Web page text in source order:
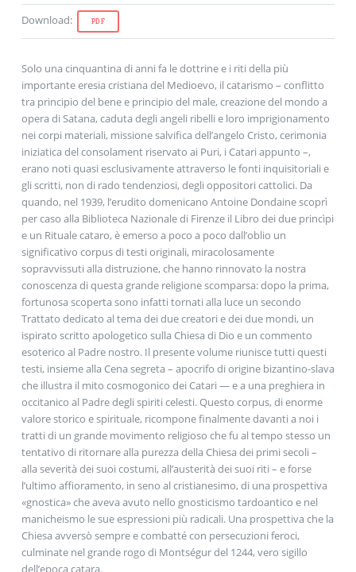
Download: PDF
Solo una cinquantina di anni fa le dottrine e i riti della più
importante eresia cristiana del Medioevo, il catarismo – conflitto
tra principio del bene e principio del male, creazione del mondo a
opera di Satana, caduta degli angeli ribelli e loro imprigionamento
nei corpi materiali, missione salvifica dell’angelo Cristo, cerimonia
iniziatica del consolament riservato ai Puri, i Catari appunto –,
erano noti quasi esclusivamente attraverso le fonti inquisitoriali e
gli scritti, non di rado tendenziosi, degli oppositori cattolici. Da
quando, nel 1939, l’erudito domenicano Antoine Dondaine scoprì
per caso alla Biblioteca Nazionale di Firenze il Libro dei due princìpi
e un Rituale cataro, è emerso a poco a poco dall’oblio un
significativo corpus di testi originali, miracolosamente
sopravvissuti alla distruzione, che hanno rinnovato la nostra
conoscenza di questa grande religione scomparsa: dopo la prima,
fortunosa scoperta sono infatti tornati alla luce un secondo
Trattato dedicato al tema dei due creatori e dei due mondi, un
ispirato scritto apologetico sulla Chiesa di Dio e un commento
esoterico al Padre nostro. Il presente volume riunisce tutti questi
testi, insieme alla Cena segreta – apocrifo di origine bizantino-slava
che illustra il mito cosmogonico dei Catari — e a una preghiera in
occitanico al Padre degli spiriti celesti. Questo corpus, di enorme
valore storico e spirituale, ricompone finalmente davanti a noi i
tratti di un grande movimento religioso che fu al tempo stesso un
tentativo di ritornare alla purezza della Chiesa dei primi secoli –
alla severità dei suoi costumi, all’austerità dei suoi riti – e forse
l’ultimo affioramento, in seno al cristianesimo, di una prospettiva
«gnostica» che aveva avuto nello gnosticismo tardoantico e nel
manicheismo le sue espressioni più radicali. Una prospettiva che la
Chiesa avversò sempre e combatté con persecuzioni feroci,
culminate nel grande rogo di Montségur del 1244, vero sigillo
dell’epoca catara.